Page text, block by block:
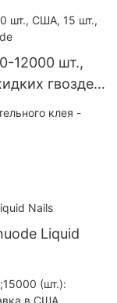
12000 шт.,
гвоздей
Liquid